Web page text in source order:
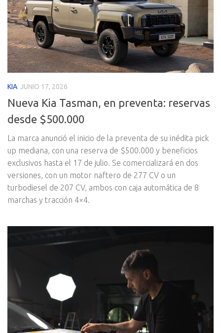
KIA JUNIO 17, 2026
Nueva Kia Tasman, en preventa: reservas
desde $500.000
La marca anunció el inicio de la preventa de su inédita pick
up mediana, con una reserva de $500.000 y beneficios
exclusivos hasta el 17 de julio. Se comercializará en dos
versiones, con un motor naftero de 277 CV o un
turbodiesel de 207 CV, ambos con caja automática de 8
marchas y tracción 4×4.